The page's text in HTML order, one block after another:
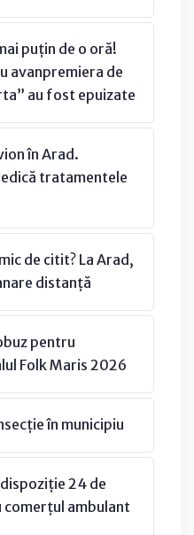
puțin de o oră!
avanpremiera de
au fost epuizate
în Arad.
tratamentele
de citit? La Arad,
distanță
pentru
Folk Maris 2026
în municipiu
24 de
comerțul ambulant